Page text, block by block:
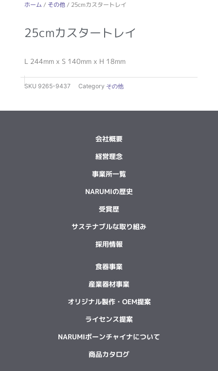
ホーム / その他/ 25cmカスタートレイ
25cmカスタートレイ
L 244mm x S 140mm x H 18mm
SKU 9265-9437 Category その他
会社概要
経営理念
事業所一覧
NARUMIの歴史
受賞歴
サステナブルな取り組み
採用情報
食器事業
産業器材事業
オリジナル製作・OEM提案
ライセンス提案
NARUMIボーンチャイナについて
商品カタログ